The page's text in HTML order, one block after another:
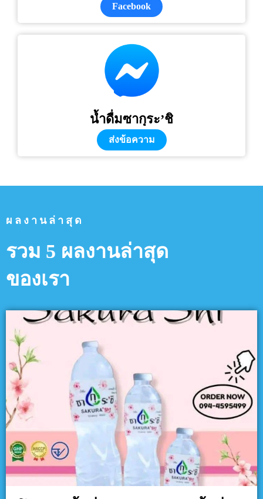
Facebook
น้ำดื่มซากุระ’ชิ
ส่งข้อความ
ผลงานล่าสุด
รวม 5 ผลงานล่าสุด
ของเรา